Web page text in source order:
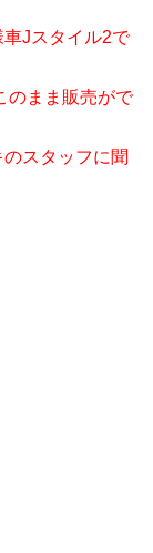
Jスタイル2で
のまま販売がで
スタッフに聞